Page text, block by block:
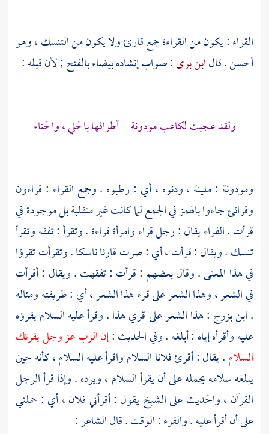
القراء : يكون من القراءة جمع قارئ ولا يكون من التنسك ، وهو
أحسن . قالابن بري: صواب إنشاده بيضاء بالفتح ; لأن قبله :
ولقد عجبت لكاعب مودونة أطرافها بالحلي ، والحناء
ومودونة : ملينة ، ودنوه ، أي : رطبوه . وجمع القراء : قراءون
وقرائئ جاءوا بالهمز في الجمع لما كانت غير منقلبة بل موجودة في
قرأت .الفراءيقال : رجل قراء وامرأة قراءة . وتقرأ : تفقه وتقرأ
تنسك . ويقال : قرأت ، أي : صرت قارئا ناسكا . وتقرأت تقرؤا
في هذا المعنى . وقال بعضهم : قرأت : تفقهت . ويقال : أقرأت
في الشعر ، وهذا الشعر على قرء هذا الشعر ، أي : طريقته ومثاله
.ابن بزرج : هذا الشعر على قري هذا . وقرأ عليه السلام يقرؤه
عليه وأقرأه إياه : أبلغه . وفي الحديث :إن الرب عز وجل يقرئك
السلام. يقال : أقرئ فلانا السلام واقرأ عليه السلام ، كأنه حين
يبلغه سلامه يحمله على أن يقرأ السلام ، ويرده . وإذا قرأ الرجل
القرآن ، والحديث على الشيخ يقول : أقرأني فلان ، أي : حملني
على أن أقرأ عليه . والقرء : الوقت . قال الشاعر :